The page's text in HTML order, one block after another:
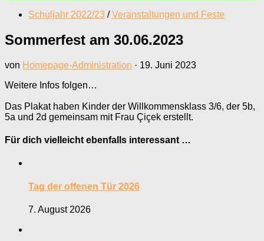
Schuljahr 2022/23 / Veranstaltungen und Feste
Sommerfest am 30.06.2023
von Homepage-Administration · 19. Juni 2023
Weitere Infos folgen…
Das Plakat haben Kinder der Willkommensklass 3/6, der 5b,
5a und 2d gemeinsam mit Frau Çiçek erstellt.
Für dich vielleicht ebenfalls interessant …
Tag der offenen Tür 2026
7. August 2026